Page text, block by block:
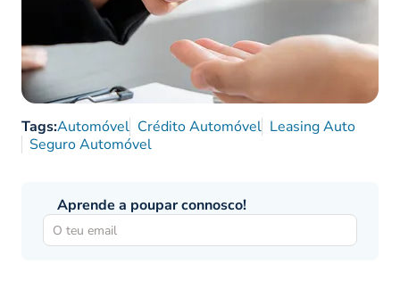
Tags:Automóvel Crédito Automóvel Leasing Auto
Seguro Automóvel
Aprende a poupar connosco!